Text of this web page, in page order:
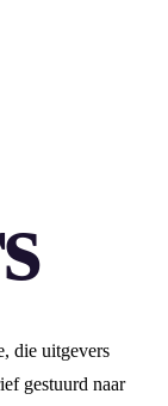
die uitgevers
gestuurd naar